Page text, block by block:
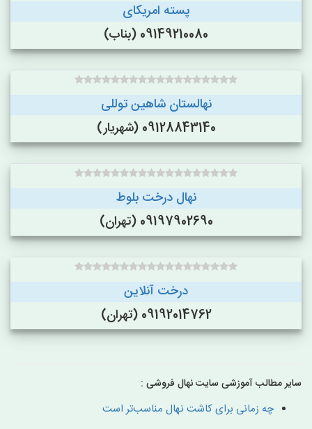
پسته امریکای
09149210080 (بناب)
نهالستان شاهین توللی
09128843140 (شهریار)
نهال درخت بلوط
09197902690 (تهران)
درخت آنلاین
09192014762 (تهران)
سایر مطالب آموزشی سایت نهال فروشی :
چه زمانی برای کاشت نهال مناسب‌تر است